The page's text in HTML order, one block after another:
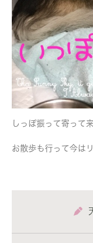
しっぽ振って寄って
お散歩も行って今は